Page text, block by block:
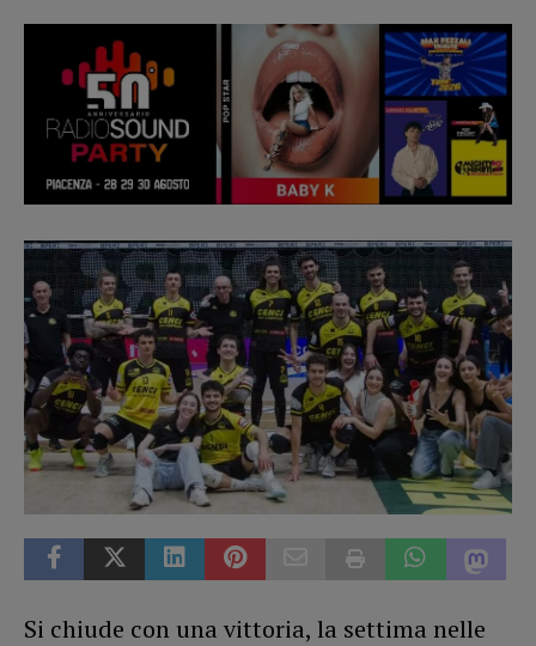
Si chiude con una vittoria, la settima nelle